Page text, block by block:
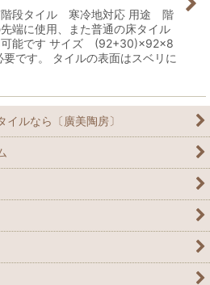
段タイル 寒冷地対応 用途 階
端に使用、また普通の床タイル
可能です サイズ (92+30)×92×8
です。 タイルの表面はスベリに
ルなら〔廣美陶房〕